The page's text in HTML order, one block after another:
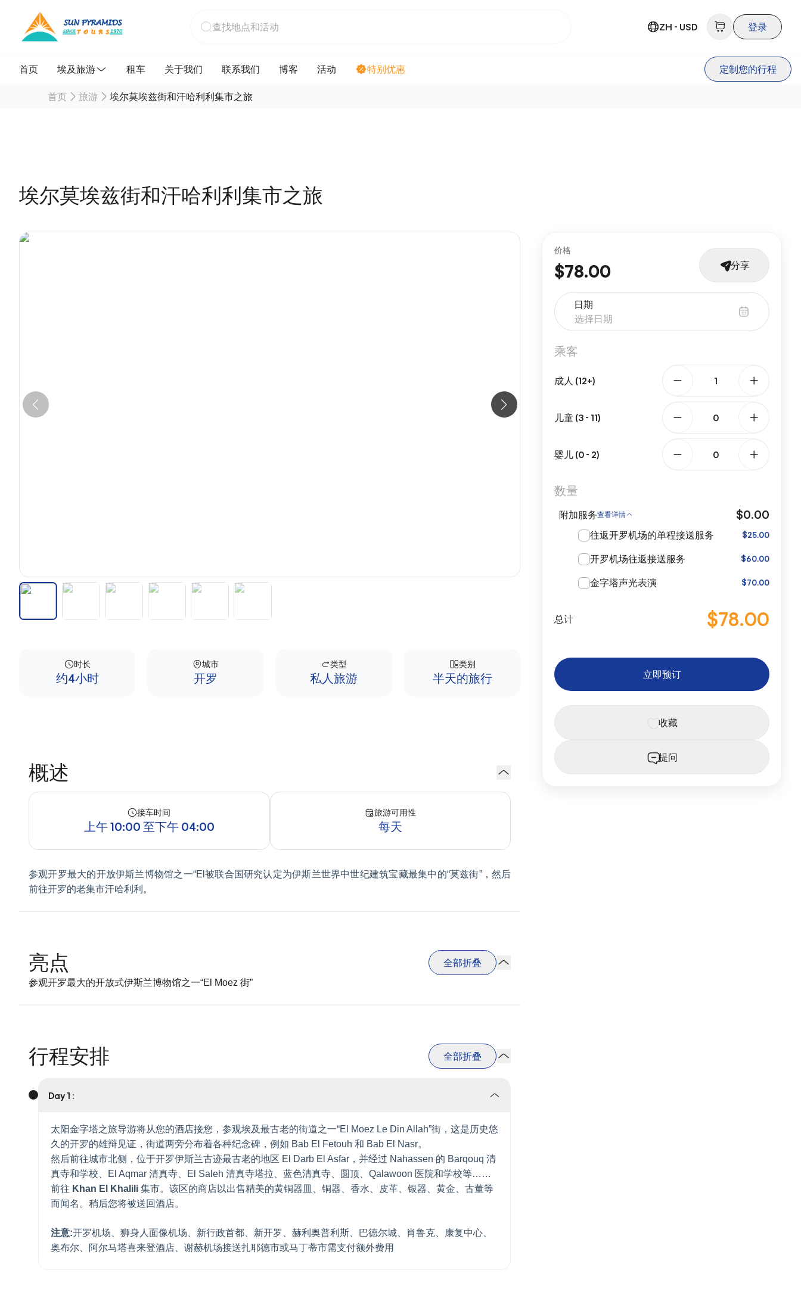
ZH - USD 登录
首页 埃及旅游 租车 关于我们 联系我们 博客 活动 特别优惠 定制您的行程
首页 旅游 埃尔莫埃兹街和汗哈利利集市之旅
埃尔莫埃兹街和汗哈利利集市之旅
时长
约4小时
城市
开罗
类型
私人旅游
类别
半天的旅行
概述
接车时间
上午 10:00 至下午 04:00
旅游可用性
每天
参观开罗最大的开放伊斯兰博物馆之一“El被联合国研究认定为伊斯兰世界中世纪建筑宝藏最集中的“莫兹街”，然后
前往开罗的老集市汗哈利利。
亮点 全部折叠
参观开罗最大的开放式伊斯兰博物馆之一“El Moez 街”
行程安排 全部折叠
Day 1 :
太阳金字塔之旅导游将从您的酒店接您，参观埃及最古老的街道之一“El Moez Le Din Allah”街，这是历史悠
久的开罗的雄辩见证，街道两旁分布着各种纪念碑，例如 Bab El Fetouh 和 Bab El Nasr。
然后前往城市北侧，位于开罗伊斯兰古迹最古老的地区 El Darb El Asfar，并经过 Nahassen 的 Barqouq 清
真寺和学校、El Aqmar 清真寺、El Saleh 清真寺塔拉、蓝色清真寺、圆顶、Qalawoon 医院和学校等……
前往 Khan El Khalili 集市。该区的商店以出售精美的黄铜器皿、铜器、香水、皮革、银器、黄金、古董等
而闻名。稍后您将被送回酒店。
注意:开罗机场、狮身人面像机场、新行政首都、新开罗、赫利奥普利斯、巴德尔城、肖鲁克、康复中心、
奥布尔、阿尔马塔喜来登酒店、谢赫机场接送扎耶德市或马丁蒂市需支付额外费用
价格
$78.00 分享
日期
乘客
成人 (12+)
儿童 (3 - 11)
婴儿 (0 - 2)
数量
附加服务查看详情 $0.00
往返开罗机场的单程接送服务 $25.00
开罗机场往返接送服务 $60.00
金字塔声光表演 $70.00
总计 $78.00
立即预订
收藏
提问